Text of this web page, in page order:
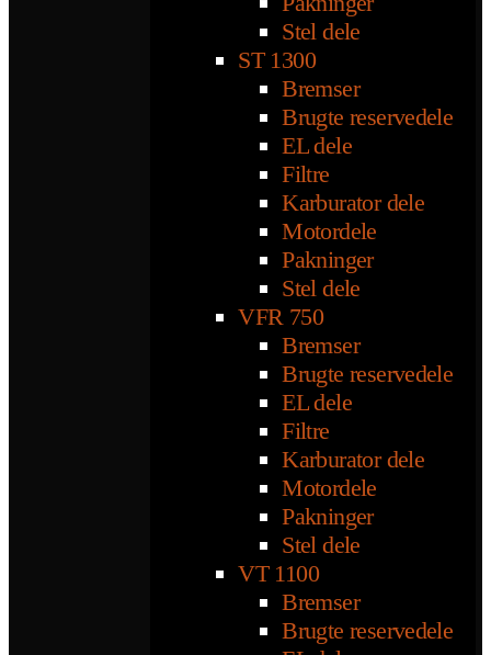
Stel dele
ST 1300
Bremser
Brugte reservedele
EL dele
Filtre
Karburator dele
Motordele
Pakninger
Stel dele
VFR 750
Bremser
Brugte reservedele
EL dele
Filtre
Karburator dele
Motordele
Pakninger
Stel dele
VT 1100
Bremser
Brugte reservedele